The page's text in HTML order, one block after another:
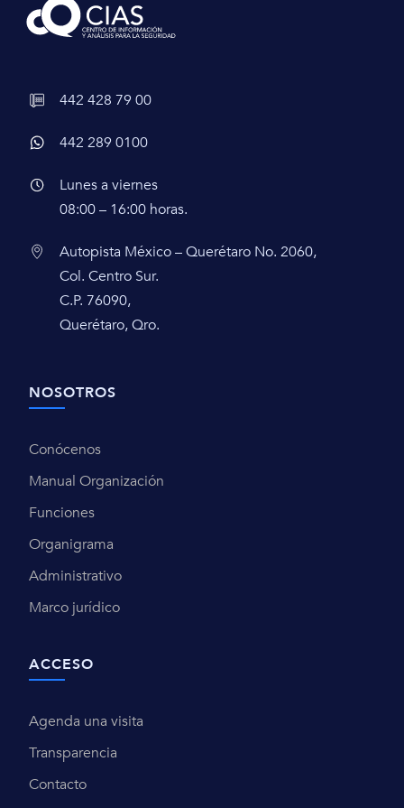
442 428 79 00
442 289 0100
Lunes a viernes
08:00 – 16:00 horas.
Autopista México – Querétaro No. 2060,
Col. Centro Sur.
C.P. 76090,
Querétaro, Qro.
NOSOTROS
Conócenos
Manual Organización
Funciones
Organigrama
Administrativo
Marco jurídico
ACCESO
Agenda una visita
Transparencia
Contacto